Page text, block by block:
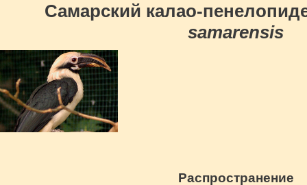
Самарский калао-
samarensis
Распространение